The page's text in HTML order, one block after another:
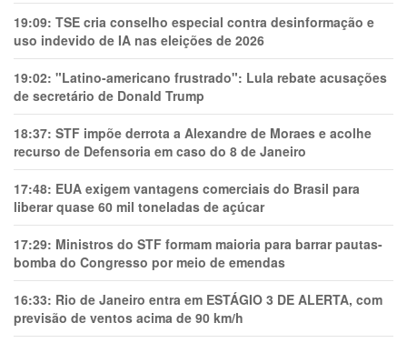
19:09: TSE cria conselho especial contra desinformação e
uso indevido de IA nas eleições de 2026
19:02: "Latino-americano frustrado": Lula rebate acusações
de secretário de Donald Trump
18:37: STF impõe derrota a Alexandre de Moraes e acolhe
recurso de Defensoria em caso do 8 de Janeiro
17:48: EUA exigem vantagens comerciais do Brasil para
liberar quase 60 mil toneladas de açúcar
17:29: Ministros do STF formam maioria para barrar pautas-
bomba do Congresso por meio de emendas
16:33: Rio de Janeiro entra em ESTÁGIO 3 DE ALERTA, com
previsão de ventos acima de 90 km/h